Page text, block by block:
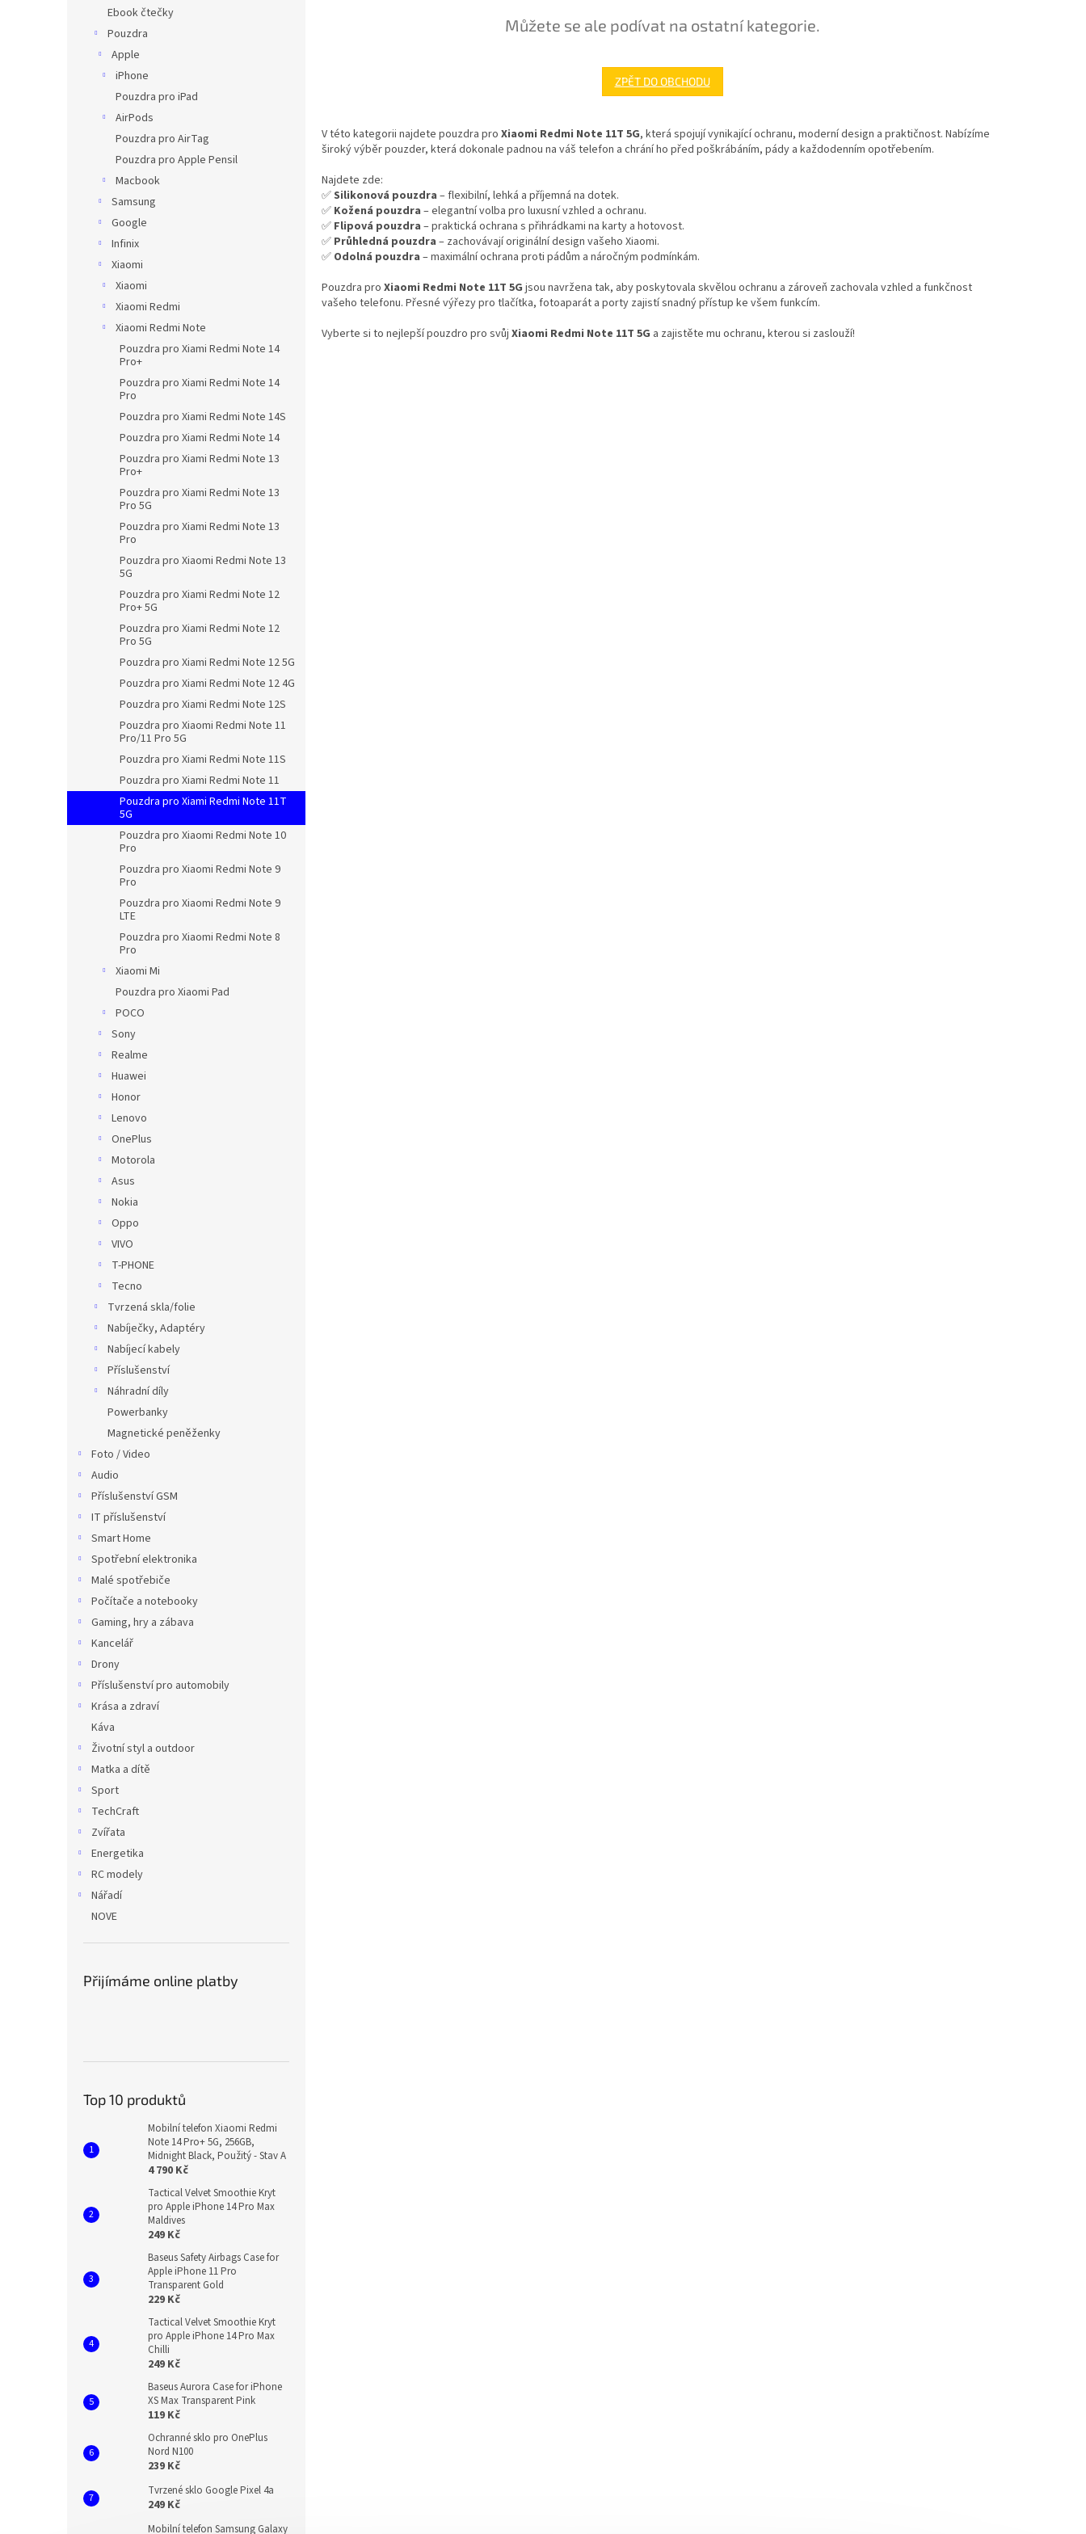
Ebook čtečky
Pouzdra
Apple
iPhone
Pouzdra pro iPad
AirPods
Pouzdra pro AirTag
Pouzdra pro Apple Pensil
Macbook
Samsung
Google
Infinix
Xiaomi
Xiaomi
Xiaomi Redmi
Xiaomi Redmi Note
Pouzdra pro Xiami Redmi Note 14
Pro+
Pouzdra pro Xiami Redmi Note 14
Pro
Pouzdra pro Xiami Redmi Note 14S
Pouzdra pro Xiami Redmi Note 14
Pouzdra pro Xiami Redmi Note 13
Pro+
Pouzdra pro Xiami Redmi Note 13
Pro 5G
Pouzdra pro Xiami Redmi Note 13
Pro
Pouzdra pro Xiaomi Redmi Note 13
5G
Pouzdra pro Xiami Redmi Note 12
Pro+ 5G
Pouzdra pro Xiami Redmi Note 12
Pro 5G
Pouzdra pro Xiami Redmi Note 12 5G
Pouzdra pro Xiami Redmi Note 12 4G
Pouzdra pro Xiami Redmi Note 12S
Pouzdra pro Xiaomi Redmi Note 11
Pro/11 Pro 5G
Pouzdra pro Xiami Redmi Note 11S
Pouzdra pro Xiami Redmi Note 11
Pouzdra pro Xiami Redmi Note 11T
5G
Pouzdra pro Xiaomi Redmi Note 10
Pro
Pouzdra pro Xiaomi Redmi Note 9
Pro
Pouzdra pro Xiaomi Redmi Note 9
LTE
Pouzdra pro Xiaomi Redmi Note 8
Pro
Xiaomi Mi
Pouzdra pro Xiaomi Pad
POCO
Sony
Realme
Huawei
Honor
Lenovo
OnePlus
Motorola
Asus
Nokia
Oppo
VIVO
T-PHONE
Tecno
Tvrzená skla/folie
Nabíječky, Adaptéry
Nabíjecí kabely
Příslušenství
Náhradní díly
Powerbanky
Magnetické peněženky
Foto / Video
Audio
Příslušenství GSM
IT příslušenství
Smart Home
Spotřební elektronika
Malé spotřebiče
Počítače a notebooky
Gaming, hry a zábava
Kancelář
Drony
Příslušenství pro automobily
Krása a zdraví
Káva
Životní styl a outdoor
Matka a dítě
Sport
TechCraft
Zvířata
Energetika
RC modely
Nářadí
NOVE
Přijímáme online platby
Top 10 produktů
Mobilní telefon Xiaomi Redmi
Note 14 Pro+ 5G, 256GB,
Midnight Black, Použitý - Stav A
4 790 Kč
Tactical Velvet Smoothie Kryt
pro Apple iPhone 14 Pro Max
Maldives
249 Kč
Baseus Safety Airbags Case for
Apple iPhone 11 Pro
Transparent Gold
229 Kč
Tactical Velvet Smoothie Kryt
pro Apple iPhone 14 Pro Max
Chilli
249 Kč
Baseus Aurora Case for iPhone
XS Max Transparent Pink
119 Kč
Ochranné sklo pro OnePlus
Nord N100
239 Kč
Tvrzené sklo Google Pixel 4a
249 Kč
Mobilní telefon Samsung Galaxy
Můžete se ale podívat na ostatní kategorie.
ZPĚT DO OBCHODU
V této kategorii najdete pouzdra pro Xiaomi Redmi Note 11T 5G, která spojují vynikající ochranu, moderní design a praktičnost. Nabízíme
široký výběr pouzder, která dokonale padnou na váš telefon a chrání ho před poškrábáním, pády a každodenním opotřebením.
Najdete zde:
✅Silikonová pouzdra – flexibilní, lehká a příjemná na dotek.
✅ Kožená pouzdra – elegantní volba pro luxusní vzhled a ochranu.
✅ Flipová pouzdra – praktická ochrana s přihrádkami na karty a hotovost.
✅ Průhledná pouzdra – zachovávají originální design vašeho Xiaomi.
✅ Odolná pouzdra – maximální ochrana proti pádům a náročným podmínkám.
Pouzdra pro Xiaomi Redmi Note 11T 5G jsou navržena tak, aby poskytovala skvělou ochranu a zároveň zachovala vzhled a funkčnost
vašeho telefonu. Přesné výřezy pro tlačítka, fotoaparát a porty zajistí snadný přístup ke všem funkcím.
Vyberte si to nejlepší pouzdro pro svůj Xiaomi Redmi Note 11T 5G a zajistěte mu ochranu, kterou si zaslouží!